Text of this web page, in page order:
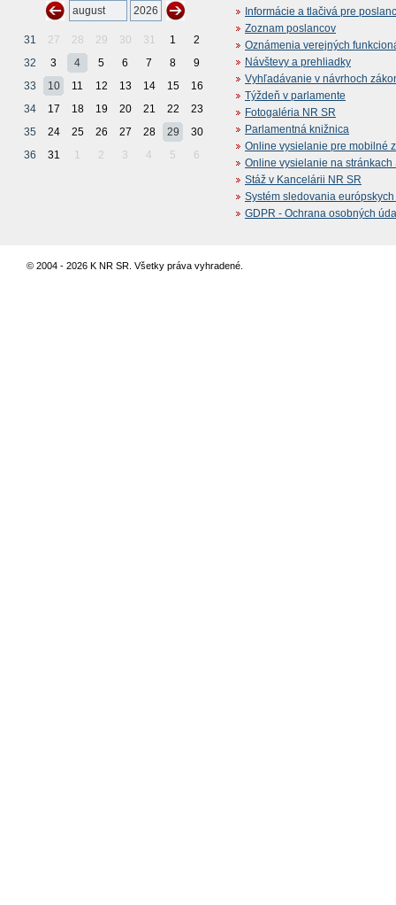
31 27 28 29 30 31 1
2
32
3 4 5 6 7 8
9
33
10 11 12 13 14 15
16
34
17 18 19 20 21 22
23
35
24 25 26 27 28 29
30
36
31 1 2 3 4 5 6
Informácie a tlačivá pre
Zoznam poslancov
Oznámenia verejných
Návštevy a prehliadky
Vyhľadávanie v návrhoch
Týždeň v parlamente
Fotogaléria NR SR
Parlamentná knižnica
Online vysielanie pre mobilné
Online vysielanie na stránkach
Stáž v Kancelárii NR SR
Systém sledovania
GDPR - Ochrana osobných
© 2004 - 2026 K NR SR. Všetky práva vyhradené.